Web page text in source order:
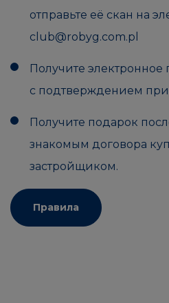
отправьте её скан на
club@robyg.com.pl
Получите электронное
с подтверждением
Получите подарок
знакомым договора
застройщиком.
Правила